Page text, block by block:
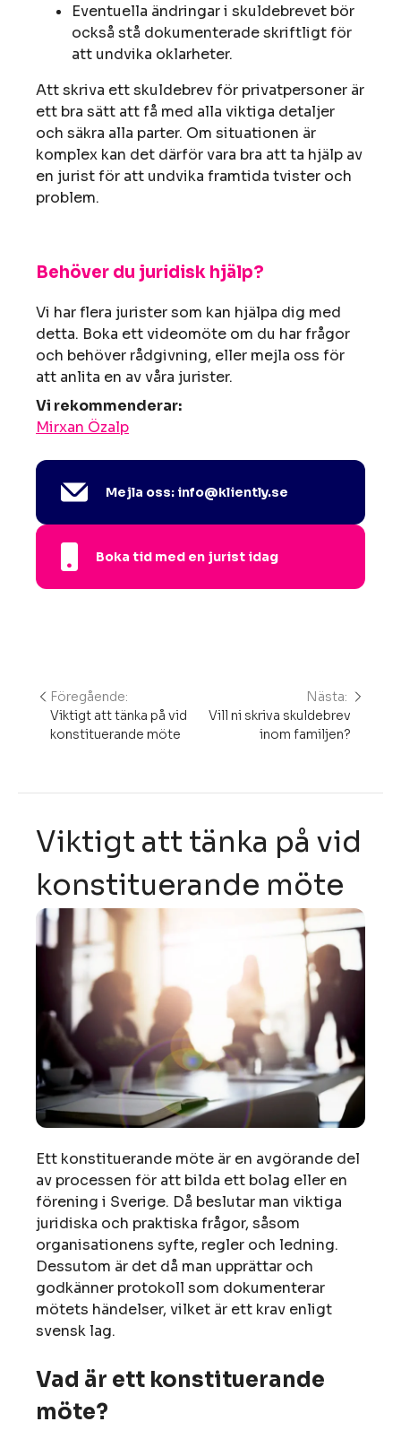
Eventuella ändringar i skuldebrevet bör
också stå dokumenterade skriftligt för
att undvika oklarheter.
Att skriva ett skuldebrev för privatpersoner är
ett bra sätt att få med alla viktiga detaljer
och säkra alla parter. Om situationen är
komplex kan det därför vara bra att ta hjälp av
en jurist för att undvika framtida tvister och
problem.
Behöver du juridisk hjälp?
Vi har flera jurister som kan hjälpa dig med
detta. Boka ett videomöte om du har frågor
och behöver rådgivning, eller mejla oss för
att anlita en av våra jurister.
Vi rekommenderar:
Mirxan Özalp
Mejla oss: info@kliently.se
Boka tid med en jurist idag
Inläggsnavigering
Föregående:
Viktigt att tänka på vid
konstituerande möte
Nästa:
Vill ni skriva skuldebrev
inom familjen?
Viktigt att tänka på vid
konstituerande möte
Ett konstituerande möte är en avgörande del
av processen för att bilda ett bolag eller en
förening i Sverige. Då beslutar man viktiga
juridiska och praktiska frågor, såsom
organisationens syfte, regler och ledning.
Dessutom är det då man upprättar och
godkänner protokoll som dokumenterar
mötets händelser, vilket är ett krav enligt
svensk lag.
Vad är ett konstituerande
möte?